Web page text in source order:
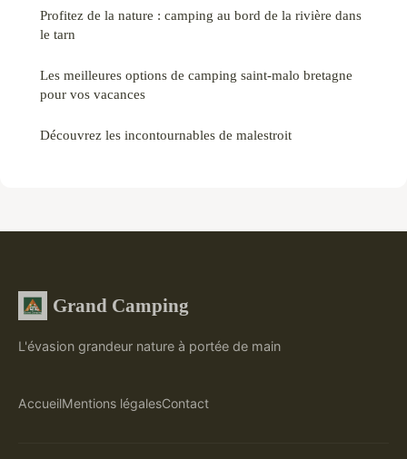
Profitez de la nature : camping au bord de la rivière dans
le tarn
Les meilleures options de camping saint-malo bretagne
pour vos vacances
Découvrez les incontournables de malestroit
Grand Camping
L'évasion grandeur nature à portée de main
AccueilMentions légalesContact